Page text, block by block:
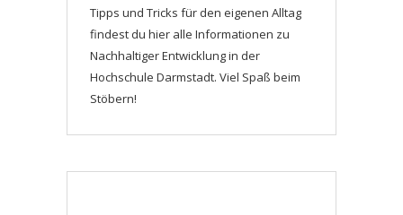
Tipps und Tricks für den eigenen Alltag
findest du hier alle Informationen zu
Nachhaltiger Entwicklung in der
Hochschule Darmstadt. Viel Spaß beim
Stöbern!